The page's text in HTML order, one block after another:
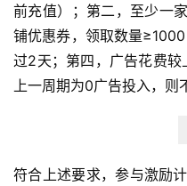
前充值）；第二，至少一
铺优惠券，领取数量
过2天；第四，广告花费
上一周期为0广告投入，则
符合上述要求，参与激励计